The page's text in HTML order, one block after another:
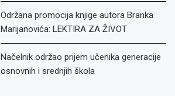
Održana promocija knjige autora Branka
Marijanovića: LEKTIRA ZA ŽIVOT
Načelnik održao prijem učenika generacije
osnovnih i srednjih škola